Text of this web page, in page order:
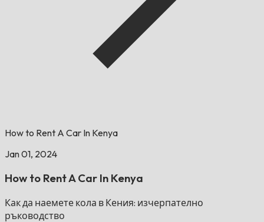
How to Rent A Car In Kenya
Jan 01, 2024
How to Rent A Car In Kenya
Как да наемете кола в Кения: изчерпателно
ръководство